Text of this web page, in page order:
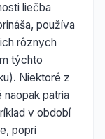
liečba
používa
rôznych
týchto
Niektoré z
patria
v období
popri